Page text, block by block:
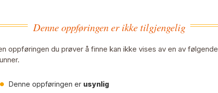
Denne oppføringen er ikke tilgjengelig
oppføringen du prøver å finne kan ikke vises av en av følgende
Denne oppføringen er usynlig